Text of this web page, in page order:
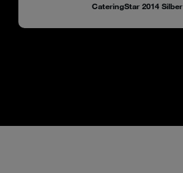
CateringStar 2014 Silber